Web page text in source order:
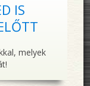
IS
melyek